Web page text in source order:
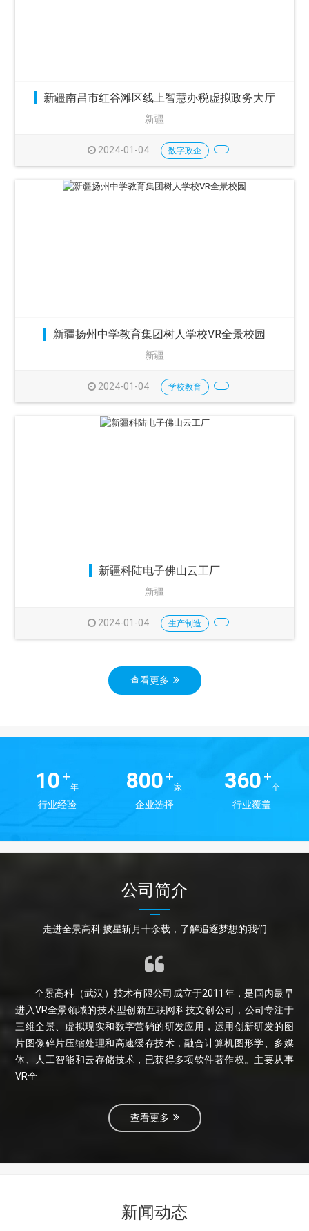
新疆南昌市红谷滩区线上智慧办税虚拟政务大厅
新疆
2024-01-04 数字政企
新疆扬州中学教育集团树人学校VR全景校园
新疆
2024-01-04 学校教育
新疆科陆电子佛山云工厂
新疆
2024-01-04 生产制造
查看更多
10 +
年
行业经验
800 +
家
企业选择
360 +
个
行业覆盖
公司简介
走进全景高科 披星斩月十余载，了解追逐梦想的我们
全景高科（武汉）技术有限公司成立于2011年，是国内最早
进入VR全景领域的技术型创新互联网科技文创公司，公司专注于
三维全景、虚拟现实和数字营销的研发应用，运用创新研发的图
片图像碎片压缩处理和高速缓存技术，融合计算机图形学、多媒
体、人工智能和云存储技术，已获得多项软件著作权。主要从事
VR全
查看更多
新闻动态